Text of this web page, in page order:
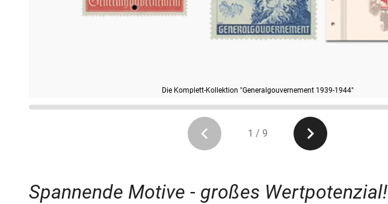
Die Komplett-Kollektion "Generalgouvernement 1939-1944"
1 / 9
Spannende Motive - großes Wertpotenzial!